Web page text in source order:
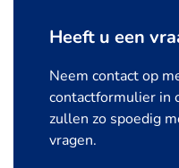
Heeft u een
Neem contact op
contactformulier in
zullen zo spoedig
vragen.